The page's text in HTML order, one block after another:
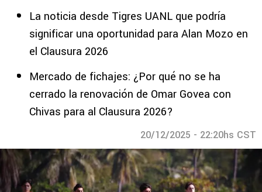
La noticia desde Tigres UANL que podría
significar una oportunidad para Alan Mozo en
el Clausura 2026
Mercado de fichajes: ¿Por qué no se ha
cerrado la renovación de Omar Govea con
Chivas para al Clausura 2026?
20/12/2025 - 22:20hs CST